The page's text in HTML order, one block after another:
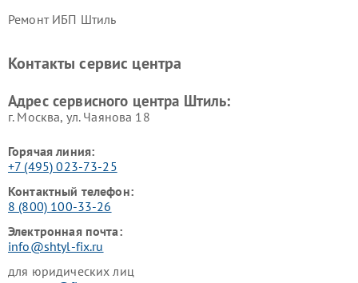
Ремонт ИБП Штиль
Контакты сервис центра
Адрес сервисного центра Штиль:
г. Москва, ул. Чаянова 18
Горячая линия:
+7 (495) 023-73-25
Контактный телефон:
8 (800) 100-33-26
Электронная почта:
info@shtyl-fix.ru
для юридических лиц